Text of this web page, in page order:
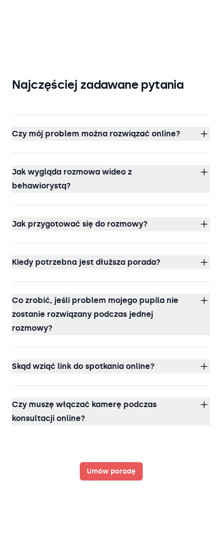
Najczęściej zadawane pytania
Czy mój problem można rozwiązać online?
Jak wygląda rozmowa wideo z
behawiorystą?
Jak przygotować się do rozmowy?
Kiedy potrzebna jest dłuższa porada?
Co zrobić, jeśli problem mojego pupila nie
zostanie rozwiązany podczas jednej
rozmowy?
Skąd wziąć link do spotkania online?
Czy muszę włączać kamerę podczas
konsultacji online?
Umów poradę